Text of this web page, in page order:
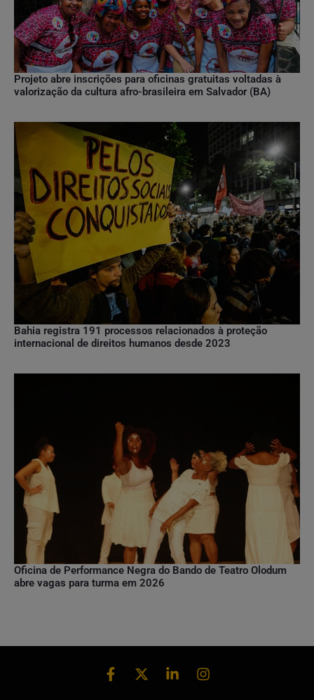
Projeto abre inscrições para oficinas gratuitas voltadas à
valorização da cultura afro-brasileira em Salvador (BA)
Bahia registra 191 processos relacionados à proteção
internacional de direitos humanos desde 2023
Oficina de Performance Negra do Bando de Teatro Olodum
abre vagas para turma em 2026